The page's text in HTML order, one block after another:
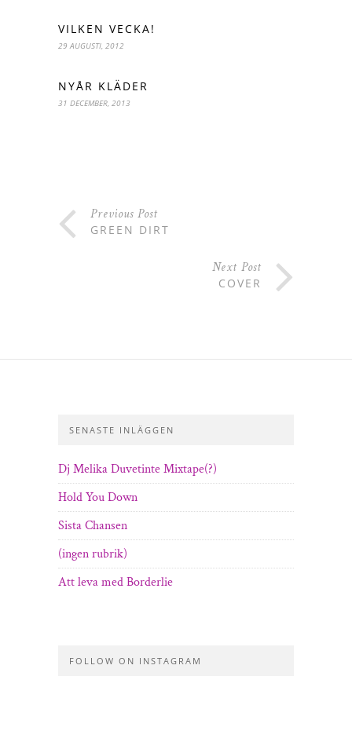
VILKEN VECKA!
29 AUGUSTI, 2012
NYÅR KLÄDER
31 DECEMBER, 2013
Previous Post
GREEN DIRT
Next Post
COVER
SENASTE INLÄGGEN
Dj Melika Duvetinte Mixtape(?)
Hold You Down
Sista Chansen
(ingen rubrik)
Att leva med Borderlie
FOLLOW ON INSTAGRAM